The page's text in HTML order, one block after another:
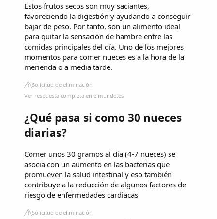
Estos frutos secos son muy saciantes,
favoreciendo la digestión y ayudando a conseguir
bajar de peso. Por tanto, son un alimento ideal
para quitar la sensación de hambre entre las
comidas principales del día. Uno de los mejores
momentos para comer nueces es a la hora de la
merienda o a media tarde.
Solicitud de eliminación
Ver respuesta completa en elmundo.es
¿Qué pasa si como 30 nueces
diarias?
Comer unos 30 gramos al día (4-7 nueces) se
asocia con un aumento en las bacterias que
promueven la salud intestinal y eso también
contribuye a la reducción de algunos factores de
riesgo de enfermedades cardiacas.
Solicitud de eliminación